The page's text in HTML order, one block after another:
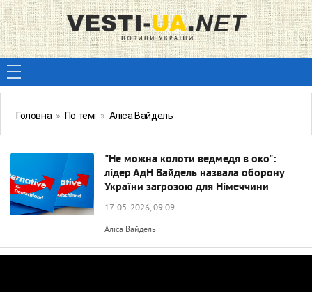
Головна » По темі » Аліса Вайдель
"Не можна колоти ведмедя в око":
лідер АдН Вайдель назвала оборону
України загрозою для Німеччини
17-05-2026, 09:09
Аліса Вайдель